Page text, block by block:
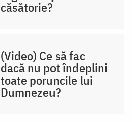
căsătorie?
(Video) Ce să fac
dacă nu pot îndeplini
toate poruncile lui
Dumnezeu?